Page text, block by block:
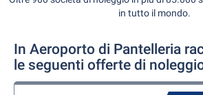
in tutto il mondo.
In Aeroporto di Pantelleria
le seguenti offerte di